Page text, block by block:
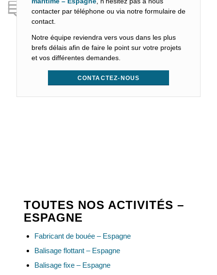
contacter par téléphone ou via notre formulaire de
contact.
Notre équipe reviendra vers vous dans les plus
brefs délais afin de faire le point sur votre projets
et vos différentes demandes.
CONTACTEZ-NOUS
TOUTES NOS ACTIVITÉS –
ESPAGNE
Fabricant de bouée – Espagne
Balisage flottant – Espagne
Balisage fixe – Espagne